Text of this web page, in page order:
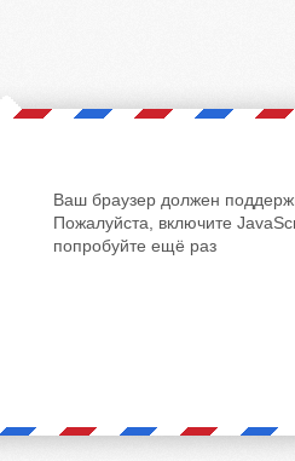
Ваш браузер должен
Пожалуйста, включите
попробуйте ещё раз